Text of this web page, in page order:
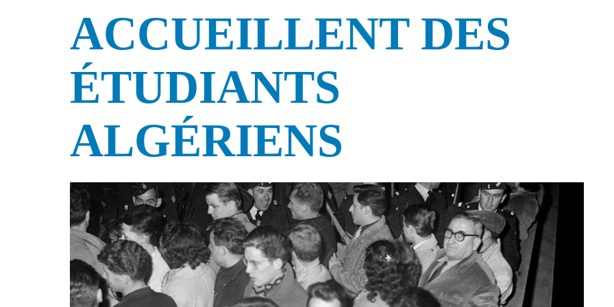
ACCUEILLENT DES
ÉTUDIANTS
ALGÉRIENS